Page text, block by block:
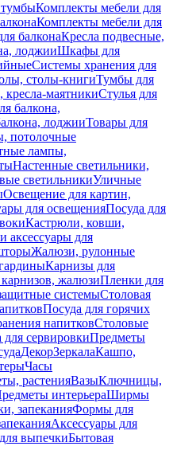
Комплекты мебели для
Комплекты мебели для
балконаКресла подвесные,
лоджииШкафы для
Системы хранения для
столы-книгиТумбы для
кресла-маятникиСтулья для
балкона,
лоджииТовары для
потолочные
лампы,
Настенные светильники,
светильникиУличные
Освещение для картин,
для освещенияПосуда для
Кастрюли, ковши,
для
Жалюзи, рулонные
Карнизы для
жалюзиПленки для
системыСтоловая
Посуда для горячих
напитковСтоловые
для сервировкиПредметы
ДекорЗеркалаКашпо,
Часы
растенияВазыКлючницы,
интерьераШирмы
запеканияФормы для
Аксессуары для
выпечкиБытовая